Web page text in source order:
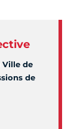
Ville de
de